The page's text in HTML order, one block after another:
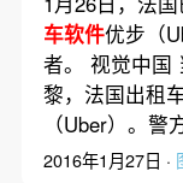
车软件优步（
者。 视觉中国
黎，法国出租
（Uber）。
2016年1月27日 ·